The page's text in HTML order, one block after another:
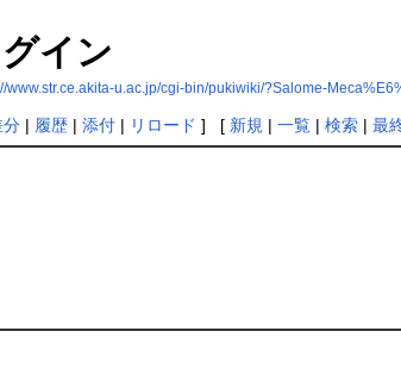
イン
www.str.ce.akita-u.ac.jp/cgi-bin/pukiwiki/?Salome-
分| 履歴| 添付| リロード ] [ 新規 | 一覧| 検索| 最